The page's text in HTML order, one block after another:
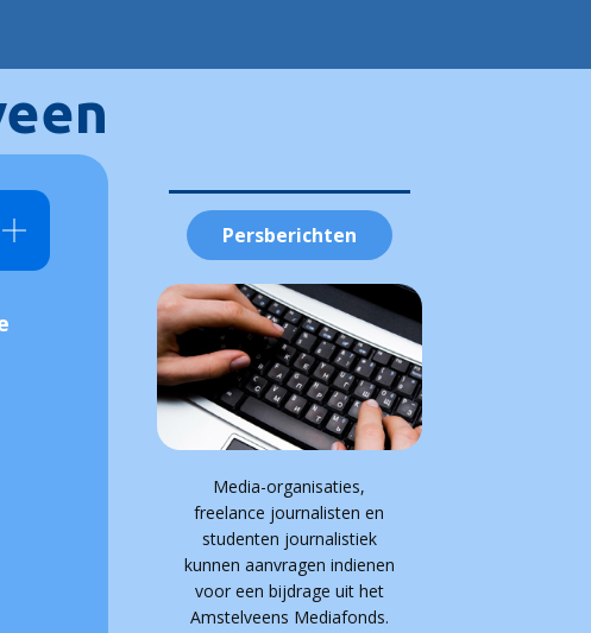
Persberichten
Media-organisaties,
freelance journalisten en
studenten journalistiek
kunnen aanvragen indienen
voor een bijdrage uit het
Amstelveens Mediafonds.